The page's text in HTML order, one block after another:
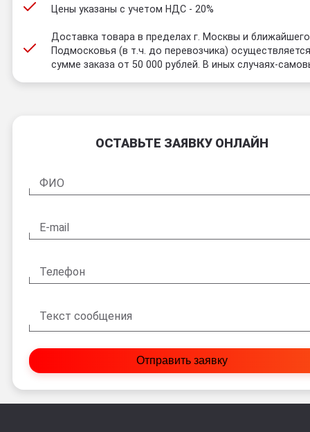
Цены указаны с учетом НДС - 20%
Доставка товара в пределах г. Москвы и ближайшего
Подмосковья (в т.ч. до перевозчика)
сумме заказа от 50 000 рублей. В иных случаях-
ОСТАВЬТЕ ЗАЯВКУ ОНЛАЙН
ФИО
E-mail
Телефон
Текст сообщения
Отправить заявку